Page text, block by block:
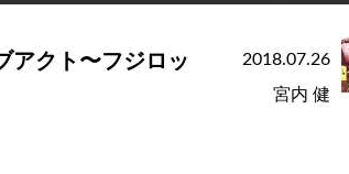
アクト〜フジロッ
2018.07.26
宮内 健